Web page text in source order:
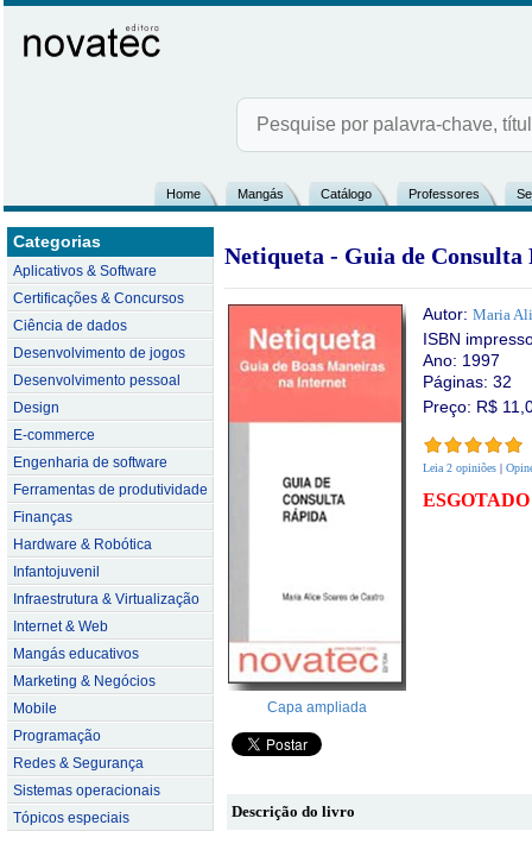
Home Mangás Catálogo Professores
Categorias
Aplicativos & Software
Certificações & Concursos
Ciência de dados
Desenvolvimento de jogos
Desenvolvimento pessoal
Design
E-commerce
Engenharia de software
Ferramentas de produtividade
Finanças
Hardware & Robótica
Infantojuvenil
Infraestrutura & Virtualização
Internet & Web
Mangás educativos
Marketing & Negócios
Mobile
Programação
Redes & Segurança
Sistemas operacionais
Tópicos especiais
Netiqueta - Guia de Consulta
Capa ampliada
Autor: Maria
ISBN
Ano: 1997
Páginas: 32
Preço: R$
Leia 2 opiniões |
ESGOTADO
Descrição do livro